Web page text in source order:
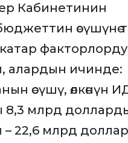
Кабинетинин
өсүшүнө
факторлорду
алардын ичинде:
өсүшү, өлкөнүн
млрд долларды
22,6 млрд